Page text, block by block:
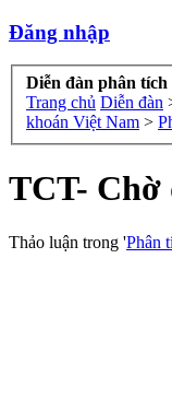
Đăng nhập
Diễn đàn phân
Trang chủ Diễn đàn
khoán Việt Nam >
TCT- Chờ
Thảo luận trong 'Phân